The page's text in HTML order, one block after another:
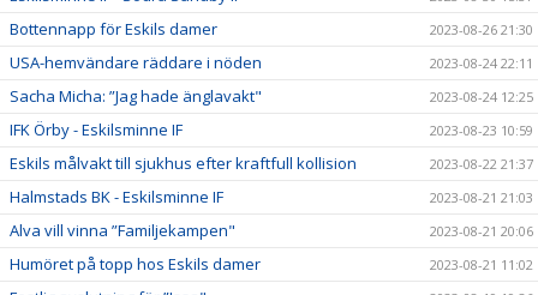
Bottennapp för Eskils damer 2023-08-26 21:30
USA-hemvändare räddare i nöden 2023-08-24 22:11
Sacha Micha: ”Jag hade änglavakt" 2023-08-24 12:25
IFK Örby - Eskilsminne IF 2023-08-23 10:59
Eskils målvakt till sjukhus efter kraftfull kollision 2023-08-22 21:37
Halmstads BK - Eskilsminne IF 2023-08-21 21:03
Alva vill vinna ”Familjekampen" 2023-08-21 20:06
Humöret på topp hos Eskils damer 2023-08-21 11:02